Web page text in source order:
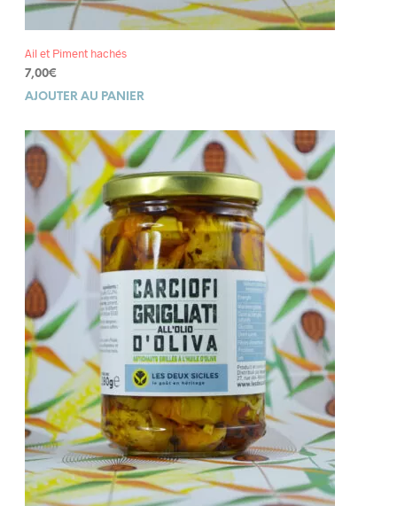
Ail et Piment hachés
7,00€
AJOUTER AU PANIER